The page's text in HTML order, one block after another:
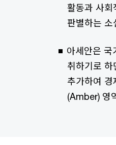
활동과 사회
판별하는 소
아세안은 국
취하기로
추가하여
(Amber) 영